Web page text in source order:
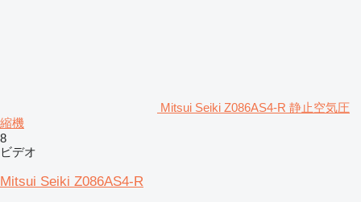
Mitsui Seiki Z086AS4-R 静止空気圧
縮機
8
ビデオ
Mitsui Seiki Z086AS4-R